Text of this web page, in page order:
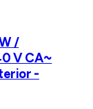
/
V CA~
-